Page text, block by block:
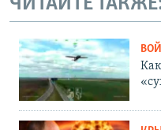
ЧИТАЙТЕ ТАКЖЕ: